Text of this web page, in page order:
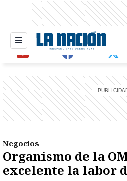
Negocios
Organismo de la
excelente la labor